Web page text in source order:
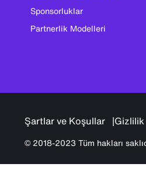
Sponsorluklar
Partnerlik Modelleri
Şartlar ve Koşullar Gizlilik
© 2018-2023 Tüm hakları